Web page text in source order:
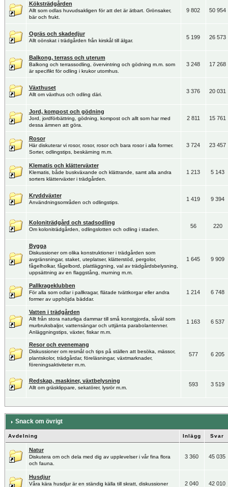
Köksträdgården
Allt som odlas huvudsakligen för att det är ätbart. Grönsaker,
bär och frukt.
9 802 50 954
Ogräs och skadedjur
Allt oönskat i trädgården från kirskål till älgar.
5 199 26 573
Balkong, terrass och uterum
Balkong och terrassodling, övervintring och gödning m.m. som
är specifikt för odling i krukor utomhus.
3 248 17 268
Växthuset
Allt om växthus och odling däri.
3 376 20 031
Jord, kompost och gödning
Jord, jordförbättring, gödning, kompost och allt som har med
dessa ämnen att göra.
2 811 15 761
Rosor
Här diskuterar vi rosor, rosor, rosor och bara rosor i alla former.
Sorter, odlingstips, beskärning m.m.
3 724 23 457
Klematis och klätterväxter
Klematis, både buskväxande och klättrande, samt alla andra
sorters klätterväxter i trädgården.
1 213 5 143
Kryddväxter
Användningsområden och odlingstips.
1 419 9 394
Koloniträdgård och stadsodling
Om koloniträdgården, odlingslotten och odling i staden.
56 220
Bygga
Diskussioner om olika konstruktioner i trädgården som
avgränsningar, staket, uteplatser, klätterstöd, pergolor,
fågelholkar, fågelbord, plattläggning, val av trädgårdsbelysning,
uppsättning av en flaggstång, murning m.m.
1 645 9 909
Pallkrageklubben
För alla som odlar i pallkragar, flätade tvättkorgar eller andra
former av upphöjda bäddar.
1 214 6 748
Vatten i trädgården
Allt från stora naturliga dammar till små konstgjorda, såväl som
murbruksbaljor, vattensängar och uttjänta parabolantenner.
Anläggningstips, växter, fiskar m.m.
1 163 6 537
Resor och evenemang
Diskussioner om resmål och tips på ställen att besöka, mässor,
plantskolor, trädgårdar, föreläsningar, växtmarknader,
föreningsaktiviteter m.m.
577 6 205
Redskap, maskiner, växtbelysning
Allt om gräsklippare, sekatörer, lysrör m.m.
593 3 519
Snack om övrigt
Avdelning Inlägg Svar
Natur
Diskutera om och dela med dig av upplevelser i vår fina flora
och fauna.
3 360 45 035
Husdjur
Våra kära husdjur är en ständig källa till skratt, diskussioner
2 040 42 010